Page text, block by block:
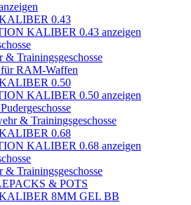
0.43
KALIBER 0.43 anzeigen
& Trainingsgeschosse
RAM-Waffen
0.50
KALIBER 0.50 anzeigen
& Trainingsgeschosse
0.68
KALIBER 0.68 anzeigen
& Trainingsgeschosse
& POTS
8MM GEL BB